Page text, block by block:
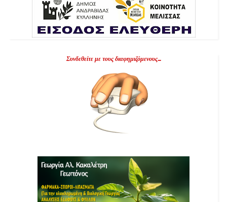
Συνδεθείτε με τους διαφημιζόμενους...